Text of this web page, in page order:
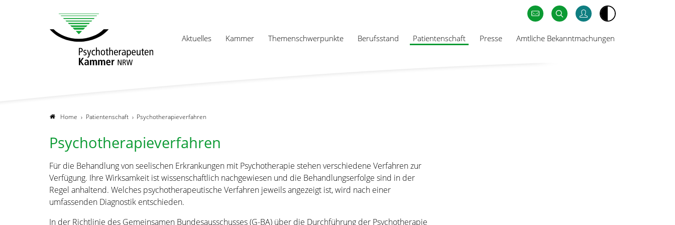
Aktuelles Kammer Themenschwerpunkte Berufsstand Patientenschaft Presse Amtliche Bekanntmachungen
Home Patientenschaft Psychotherapieverfahren
Psychotherapieverfahren
Für die Behandlung von seelischen Erkrankungen mit Psychotherapie stehen verschiedene Verfahren zur
Verfügung. Ihre Wirksamkeit ist wissenschaftlich nachgewiesen und die Behandlungserfolge sind in der
Regel anhaltend. Welches psychotherapeutische Verfahren jeweils angezeigt ist, wird nach einer
umfassenden Diagnostik entschieden.
In der Richtlinie des Gemeinsamen Bundesausschusses (G-BA) über die Durchführung der Psychotherapie